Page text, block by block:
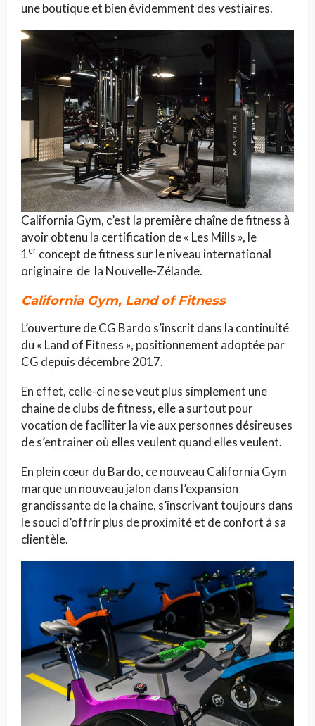
une boutique et bien évidemment des vestiaires.
California Gym, c’est la première chaîne de fitness à
avoir obtenu la certification de « Les Mills », le
1er concept de fitness sur le niveau international
originaire de la Nouvelle-Zélande.
California Gym, Land of Fitness
L’ouverture de CG Bardo s’inscrit dans la continuité
du « Land of Fitness », positionnement adoptée par
CG depuis décembre 2017.
En effet, celle-ci ne se veut plus simplement une
chaine de clubs de fitness, elle a surtout pour
vocation de faciliter la vie aux personnes désireuses
de s’entrainer où elles veulent quand elles veulent.
En plein cœur du Bardo, ce nouveau California Gym
marque un nouveau jalon dans l’expansion
grandissante de la chaine, s’inscrivant toujours dans
le souci d’offrir plus de proximité et de confort à sa
clientèle.